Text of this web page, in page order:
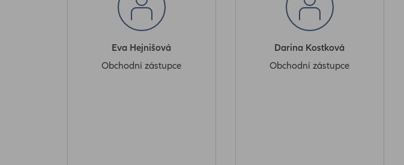
Eva Hejnišová
Obchodní zástupce
Darina Kostková
Obchodní zástupce